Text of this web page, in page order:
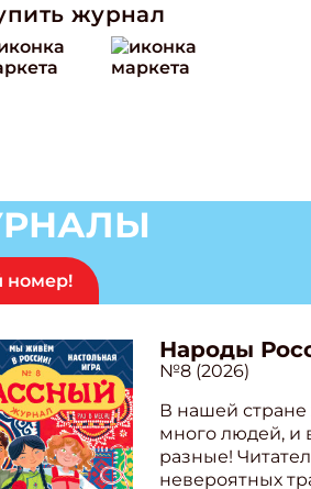
журнал
номер!
Народы
№8 (2026)
В нашей
много людей, и
разные!
невероятных